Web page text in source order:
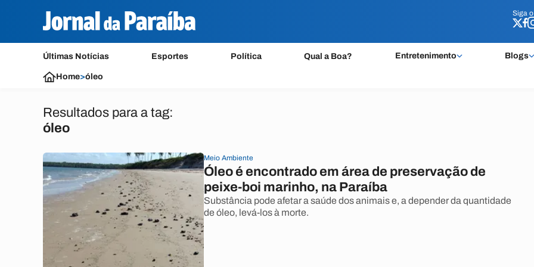
Siga o
Últimas Notícias Esportes Política Qual a Boa? Entretenimento Blogs
Siga o
Home>óleo
Resultados para a tag:
óleo
Meio Ambiente
Óleo é encontrado em área de preservação de
peixe-boi marinho, na Paraíba
Substância pode afetar a saúde dos animais e, a depender da quantidade
de óleo, levá-los à morte.